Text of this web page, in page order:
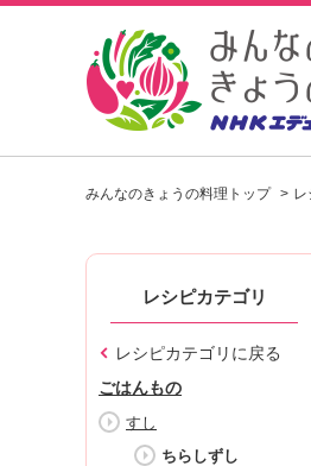
みんなのきょうの料理トップ レ
レシピカテゴリ
レシピカテゴリに戻る
ごはんもの
すし
ちらしずし